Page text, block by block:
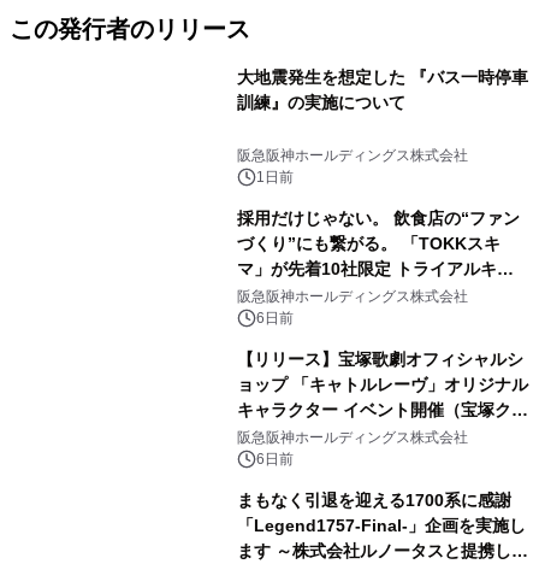
この発行者のリリース
大地震発生を想定した 『バス一時停車
訓練』の実施について
阪急阪神ホールディングス株式会社
1日前
採用だけじゃない。 飲食店の“ファン
づくり”にも繋がる。 「TOKKスキ
マ」が先着10社限定 トライアルキャ
ンペーンを開始
阪急阪神ホールディングス株式会社
6日前
【リリース】宝塚歌劇オフィシャルシ
ョップ 「キャトルレーヴ」オリジナル
キャラクター イベント開催（宝塚クリ
エイティブアーツ）
阪急阪神ホールディングス株式会社
6日前
まもなく引退を迎える1700系に感謝
「Legend1757-Final-」企画を実施し
ます ～株式会社ルノータスと提携し